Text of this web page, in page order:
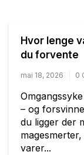
Hvor lenge
du forvente
mai 18, 2026 0
– og
du ligger der
varer...